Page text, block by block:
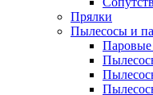
Прялки
Пылесосы и